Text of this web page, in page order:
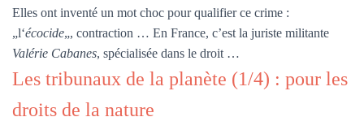
Elles ont inventé un mot choc pour qualifier ce crime :
„l‘écocide„, contraction … En France, c’est la juriste militante
Valérie Cabanes, spécialisée dans le droit …
Les tribunaux de la planète (1/4) : pour les
droits de la nature